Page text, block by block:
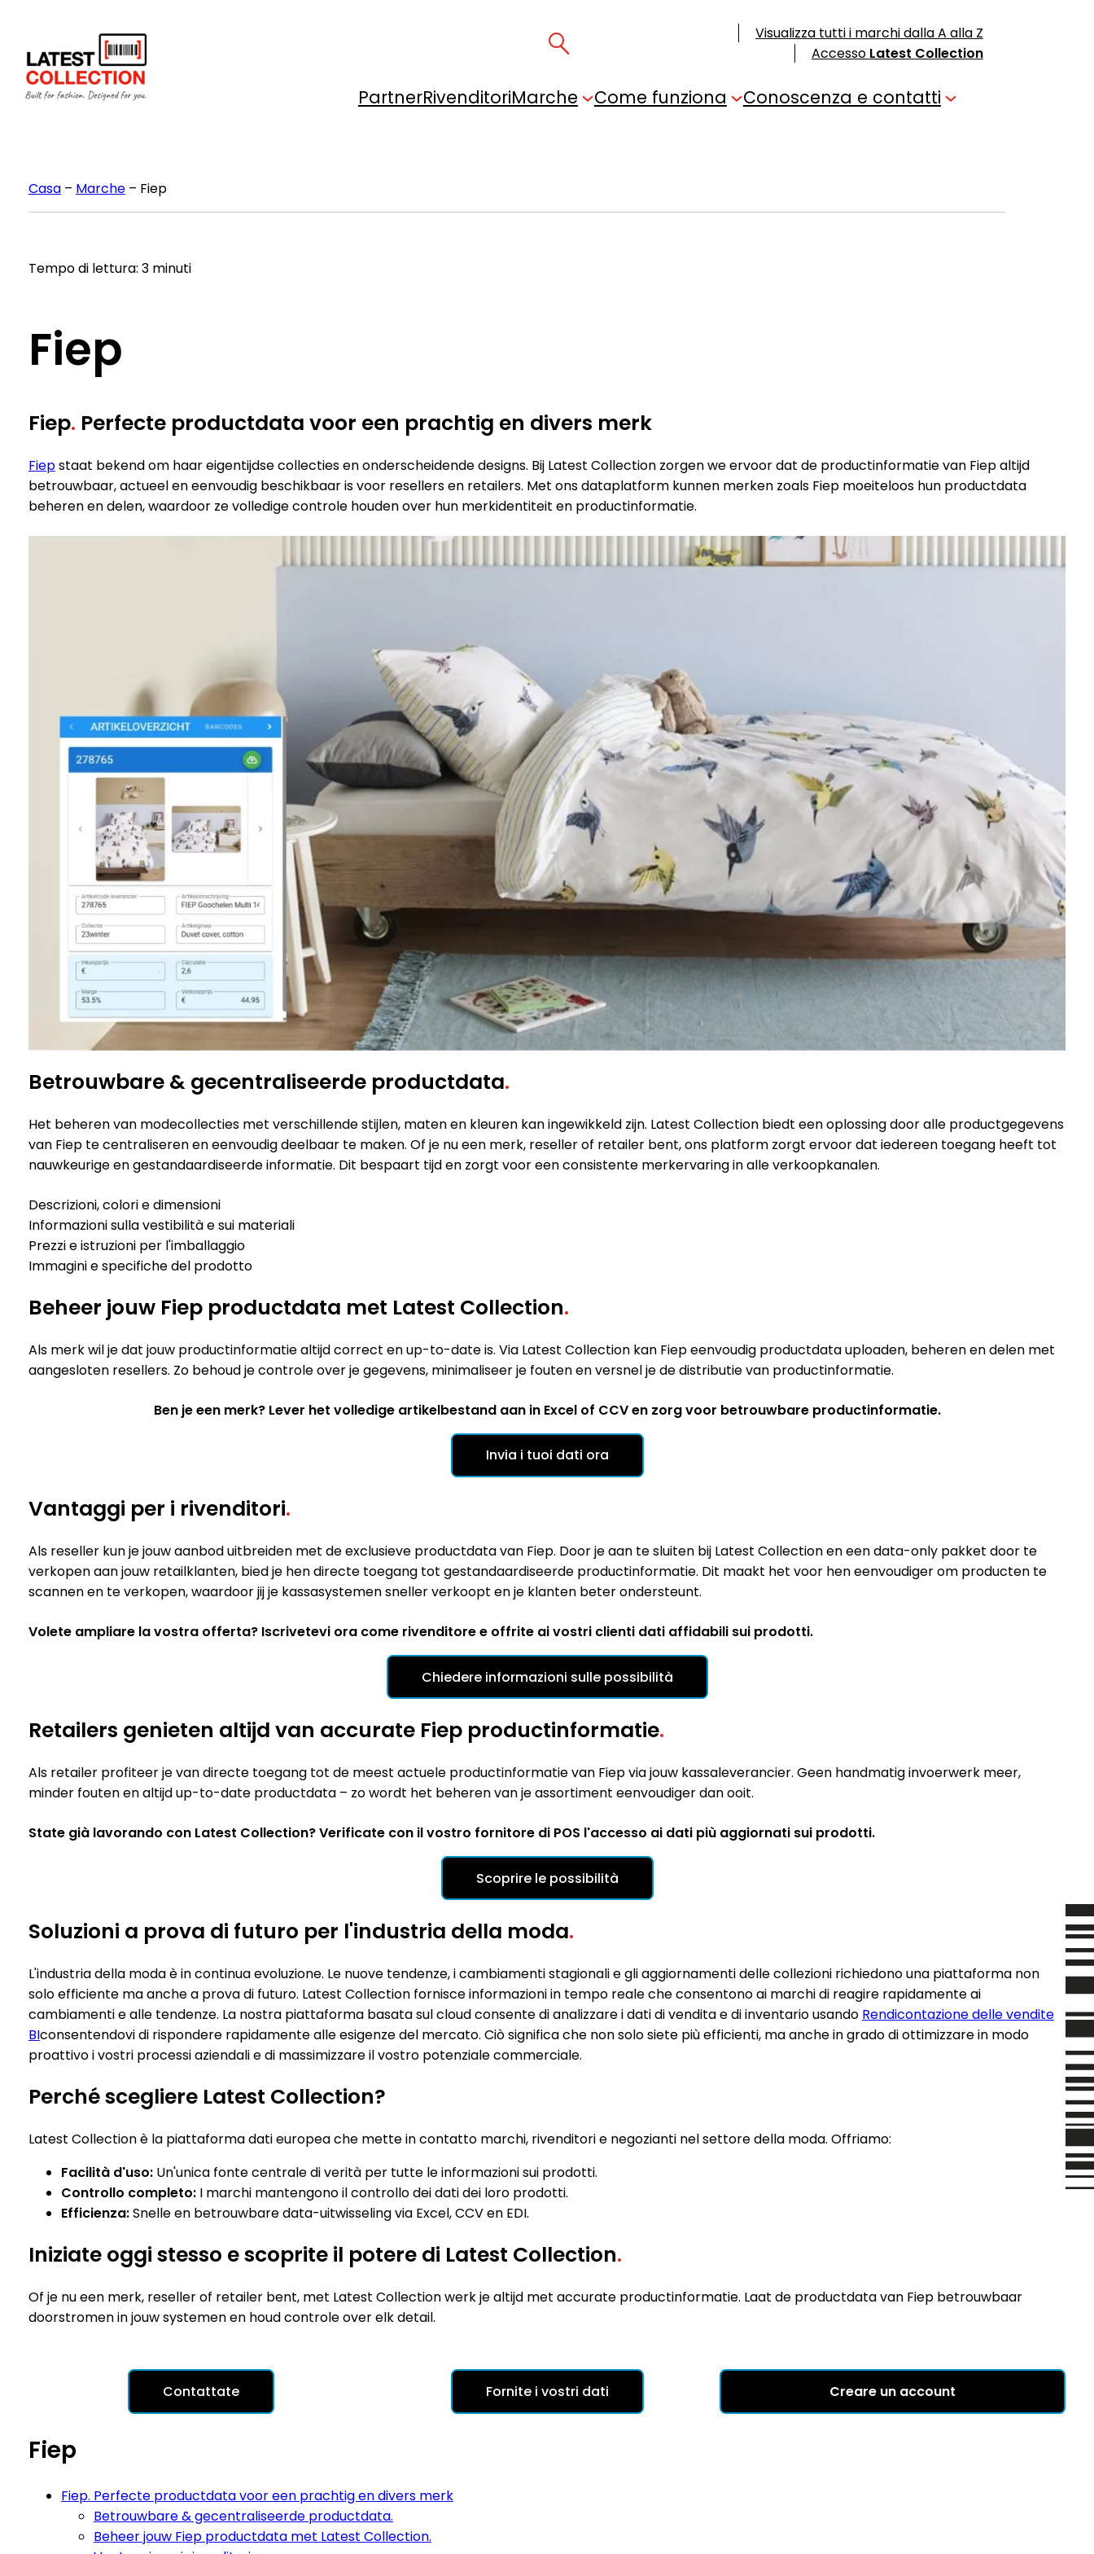
contenuto
Visualizza tutti i marchi dalla A alla Z
Accesso Latest Collection
PartnerRivenditoriMarche Come funziona Conoscenza e contatti
Casa– Marche– Fiep
Tempo di lettura: 3 minuti
Fiep
Fiep. Perfecte productdata voor een prachtig en divers merk
Fiepstaat bekend om haar eigentijdse collecties en onderscheidende designs. Bij Latest Collection zorgen we ervoor dat de productinformatie van Fiep altijd
betrouwbaar, actueel en eenvoudig beschikbaar is voor resellers en retailers. Met ons dataplatform kunnen merken zoals Fiep moeiteloos hun productdata
beheren en delen, waardoor ze volledige controle houden over hun merkidentiteit en productinformatie.
Betrouwbare & gecentraliseerde productdata.
Het beheren van modecollecties met verschillende stijlen, maten en kleuren kan ingewikkeld zijn. Latest Collection biedt een oplossing door alle productgegevens
van Fiep te centraliseren en eenvoudig deelbaar te maken. Of je nu een merk, reseller of retailer bent, ons platform zorgt ervoor dat iedereen toegang heeft tot
nauwkeurige en gestandaardiseerde informatie. Dit bespaart tijd en zorgt voor een consistente merkervaring in alle verkoopkanalen.
Descrizioni, colori e dimensioni
Informazioni sulla vestibilità e sui materiali
Prezzi e istruzioni per l'imballaggio
Immagini e specifiche del prodotto
Beheer jouw Fiep productdata met Latest Collection.
Als merk wil je dat jouw productinformatie altijd correct en up-to-date is. Via Latest Collection kan Fiep eenvoudig productdata uploaden, beheren en delen met
aangesloten resellers. Zo behoud je controle over je gegevens, minimaliseer je fouten en versnel je de distributie van productinformatie.
Ben je een merk? Lever het volledige artikelbestand aan in Excel of CCV en zorg voor betrouwbare productinformatie.
Invia i tuoi dati ora
Vantaggi per i rivenditori.
Als reseller kun je jouw aanbod uitbreiden met de exclusieve productdata van Fiep. Door je aan te sluiten bij Latest Collection en een data-only pakket door te
verkopen aan jouw retailklanten, bied je hen directe toegang tot gestandaardiseerde productinformatie. Dit maakt het voor hen eenvoudiger om producten te
scannen en te verkopen, waardoor jij je kassasystemen sneller verkoopt en je klanten beter ondersteunt.
Volete ampliare la vostra offerta? Iscrivetevi ora come rivenditore e offrite ai vostri clienti dati affidabili sui prodotti.
Chiedere informazioni sulle possibilità
Retailers genieten altijd van accurate Fiep productinformatie.
Als retailer profiteer je van directe toegang tot de meest actuele productinformatie van Fiep via jouw kassaleverancier. Geen handmatig invoerwerk meer,
minder fouten en altijd up-to-date productdata – zo wordt het beheren van je assortiment eenvoudiger dan ooit.
State già lavorando con Latest Collection? Verificate con il vostro fornitore di POS l'accesso ai dati più aggiornati sui prodotti.
Scoprire le possibilità
Soluzioni a prova di futuro per l'industria della moda.
L'industria della moda è in continua evoluzione. Le nuove tendenze, i cambiamenti stagionali e gli aggiornamenti delle collezioni richiedono una piattaforma non
solo efficiente ma anche a prova di futuro. Latest Collection fornisce informazioni in tempo reale che consentono ai marchi di reagire rapidamente ai
cambiamenti e alle tendenze. La nostra piattaforma basata sul cloud consente di analizzare i dati di vendita e di inventario usando Rendicontazione delle vendite
BIconsentendovi di rispondere rapidamente alle esigenze del mercato. Ciò significa che non solo siete più efficienti, ma anche in grado di ottimizzare in modo
proattivo i vostri processi aziendali e di massimizzare il vostro potenziale commerciale.
Perché scegliere Latest Collection?
Latest Collection è la piattaforma dati europea che mette in contatto marchi, rivenditori e negozianti nel settore della moda. Offriamo:
Facilità d'uso:Un'unica fonte centrale di verità per tutte le informazioni sui prodotti.
Controllo completo:I marchi mantengono il controllo dei dati dei loro prodotti.
Efficienza:Snelle en betrouwbare data-uitwisseling via Excel, CCV en EDI.
Iniziate oggi stesso e scoprite il potere di Latest Collection.
Of je nu een merk, reseller of retailer bent, met Latest Collection werk je altijd met accurate productinformatie. Laat de productdata van Fiep betrouwbaar
doorstromen in jouw systemen en houd controle over elk detail.
Contattate Fornite i vostri dati Creare un account
Fiep
Fiep. Perfecte productdata voor een prachtig en divers merk
Betrouwbare & gecentraliseerde productdata.
Beheer jouw Fiep productdata met Latest Collection.